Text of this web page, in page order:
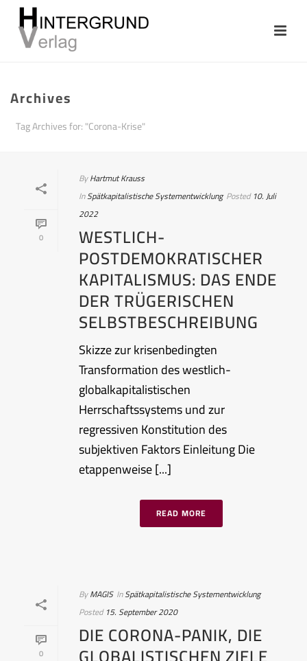
Archives
Tag Archives for: "Corona-Krise"
0
ByHartmut Krauss
InSpätkapitalistische Systementwicklung Posted 10. Juli
2022
WESTLICH-
POSTDEMOKRATISCHER
KAPITALISMUS: DAS ENDE
DER TRÜGERISCHEN
SELBSTBESCHREIBUNG
Skizze zur krisenbedingten
Transformation des westlich-
globalkapitalistischen
Herrschaftssystems und zur
regressiven Konstitution des
subjektiven Faktors Einleitung Die
etappenweise [...]
READ MORE
0
ByMAGIS InSpätkapitalistische Systementwicklung
Posted 15. September 2020
DIE CORONA-PANIK, DIE